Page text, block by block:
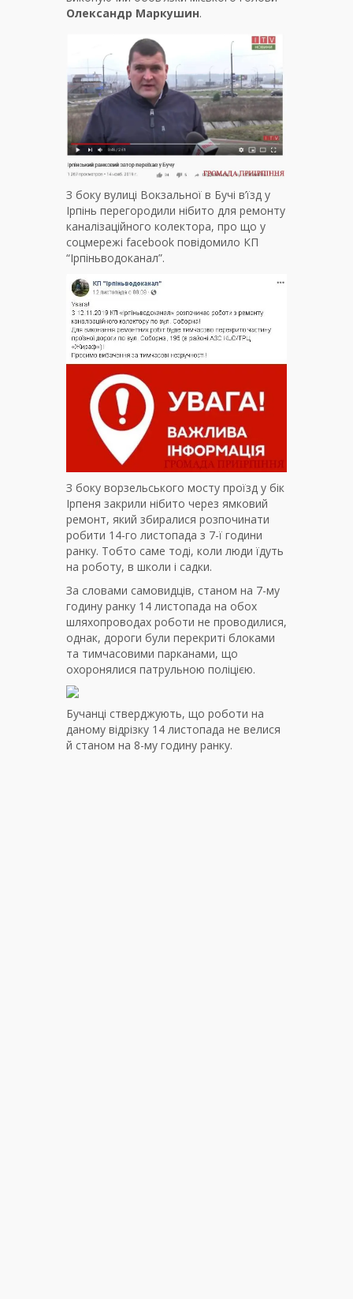
Олександр Маркушин.
З боку вулиці Вокзальної в Бучі в’їзд у
Ірпінь перегородили нібито для ремонту
каналізаційного колектора, про що у
соцмережі facebook повідомило КП
“Ірпіньводоканал”.
З боку ворзельського мосту проїзд у бік
Ірпеня закрили нібито через ямковий
ремонт, який збиралися розпочинати
робити 14-го листопада з 7-ї години
ранку. Тобто саме тоді, коли люди їдуть
на роботу, в школи і садки.
За словами самовидців, станом на 7-му
годину ранку 14 листопада на обох
шляхопроводах роботи не проводилися,
однак, дороги були перекриті блоками
та тимчасовими парканами, що
охоронялися патрульною поліцією.
Бучанці стверджують, що роботи на
даному відрізку 14 листопада не велися
й станом на 8-му годину ранку.